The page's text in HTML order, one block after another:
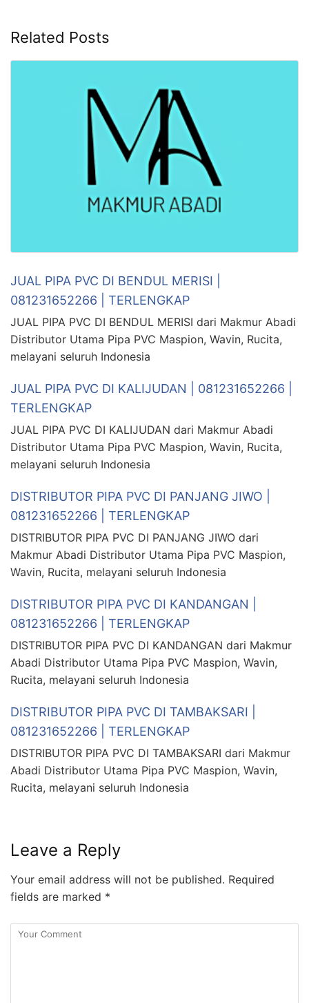
Related Posts
JUAL PIPA PVC DI BENDUL MERISI |
081231652266 | TERLENGKAP
JUAL PIPA PVC DI BENDUL MERISI dari Makmur Abadi
Distributor Utama Pipa PVC Maspion, Wavin, Rucita,
melayani seluruh Indonesia
JUAL PIPA PVC DI KALIJUDAN | 081231652266 |
TERLENGKAP
JUAL PIPA PVC DI KALIJUDAN dari Makmur Abadi
Distributor Utama Pipa PVC Maspion, Wavin, Rucita,
melayani seluruh Indonesia
DISTRIBUTOR PIPA PVC DI PANJANG JIWO |
081231652266 | TERLENGKAP
DISTRIBUTOR PIPA PVC DI PANJANG JIWO dari
Makmur Abadi Distributor Utama Pipa PVC Maspion,
Wavin, Rucita, melayani seluruh Indonesia
DISTRIBUTOR PIPA PVC DI KANDANGAN |
081231652266 | TERLENGKAP
DISTRIBUTOR PIPA PVC DI KANDANGAN dari Makmur
Abadi Distributor Utama Pipa PVC Maspion, Wavin,
Rucita, melayani seluruh Indonesia
DISTRIBUTOR PIPA PVC DI TAMBAKSARI |
081231652266 | TERLENGKAP
DISTRIBUTOR PIPA PVC DI TAMBAKSARI dari Makmur
Abadi Distributor Utama Pipa PVC Maspion, Wavin,
Rucita, melayani seluruh Indonesia
Leave a Reply
Your email address will not be published. Required
fields are marked *